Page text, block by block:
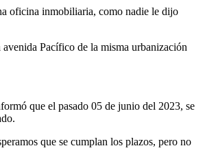
oficina inmobiliaria, como nadie le dijo
Pacífico de la misma urbanización
que el pasado 05 de junio del 2023, se
que se cumplan los plazos, pero no